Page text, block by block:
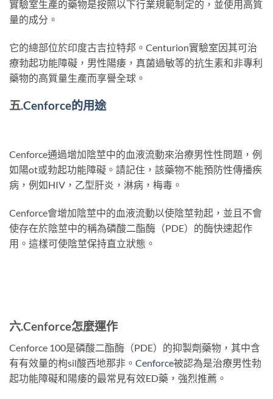
實驗室生產的藥物是按照以下行業規範制定的，並使用高質
量的成分。
它的總部位於印度古吉拉特邦。Centurion實驗室因其可治
療勃起功能障礙，男性陽痿，真菌過敏等的抗生素和非專利
藥物的高質量生產而享譽全球。
五.Cenforce的用途
Cenforce通過增加陰莖中的血液流動來治療男性性問題，例
如陽ot或勃起功能障礙。請記住，該藥物不能預防性傳播疾
病，例如HIV，乙型肝炎，淋病，梅毒。
Cenforce會增加陰莖中的血液流動以使陰莖勃起，並且不會
使存在於陰莖中的稱為磷酸二酯酶（PDE）的酶快速起作
用。這樣可使陰莖保持直立狀態。
六.Cenforce怎麼運作
Cenforce 100是磷酸二酯酶（PDE）的抑製劑藥物，其中含
有有效量的枸sil酸西地那非。 Cenforce被認為是治療男性勃
起功能障礙和陽痿的最常見有效ED藥，強烈推薦。